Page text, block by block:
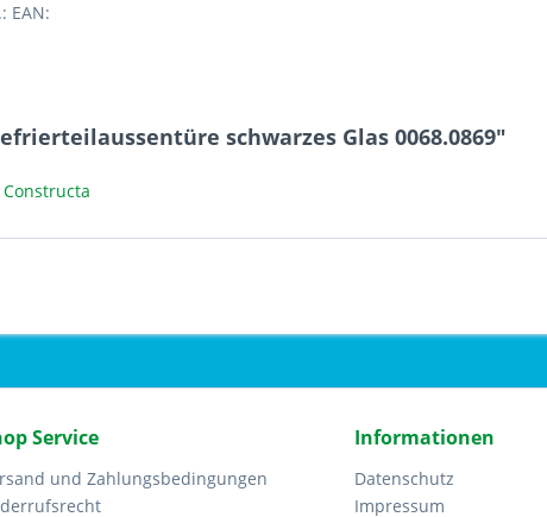
EAN:
schwarzes Glas 0068.0869"
Service
und Zahlungsbedingungen
Informationen
Datenschutz
Impressum